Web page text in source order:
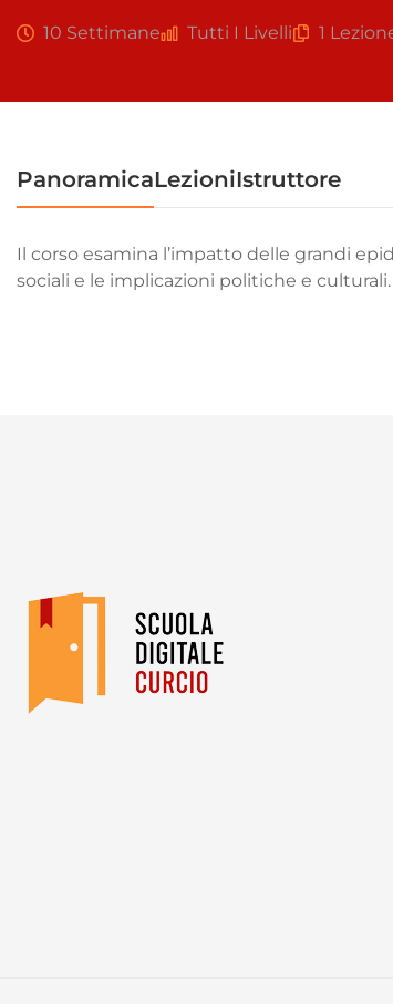
10 Settimane Tutti I Livelli 1
PanoramicaLezioniIstruttore
Il corso esamina l’impatto delle grandi
sociali e le implicazioni politiche e culturali.